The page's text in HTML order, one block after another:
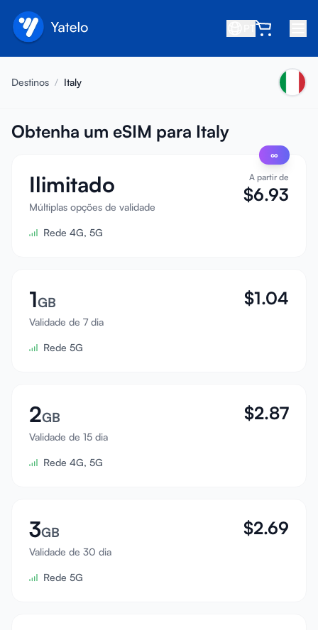
Sobre
Indique um amigo
Seja um afiliado
Central de ajuda
Compatibilidade de dispositivos
Entrar
Destinos / Italy
Obtenha um eSIM para Italy
∞
Ilimitado
Múltiplas opções de validade
A partir de
$6.93
Rede 4G, 5G
1GB
Validade de 7 dia
$1.04
Rede 5G
2GB
Validade de 15 dia
$2.87
Rede 4G, 5G
3GB
Validade de 30 dia
$2.69
Rede 5G